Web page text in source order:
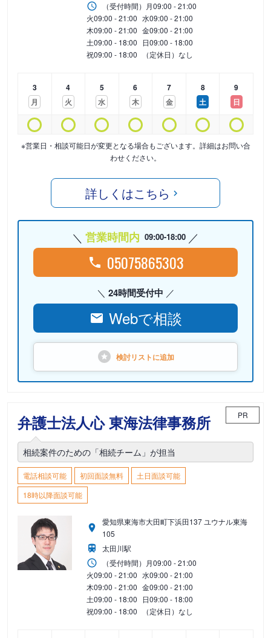
（受付時間） 月09:00 - 21:00
火09:00 - 21:00 水09:00 - 21:00
木09:00 - 21:00 金09:00 - 21:00
土09:00 - 18:00 日09:00 - 18:00
祝09:00 - 18:00 （定休日）なし
3
月
4
火
5
水
6
木
7
金
8
土
9
日
※営業日・相談可能日が変更となる場合もございます。詳細はお問い合
わせください。
詳しくはこちら
営業時間内 09:00-18:00
05075865303
24時間受付中
Webで相談
検討リストに追加
弁護士法人心 東海法律事務所 PR
相続案件のための「相続チーム」が担当
電話相談可能 初回面談無料
土日面談可能
18時以降面談可能
愛知県東海市大田町下浜田137 ユウナル東海
105
太田川駅
（受付時間） 月09:00 - 21:00
火09:00 - 21:00 水09:00 - 21:00
木09:00 - 21:00 金09:00 - 21:00
土09:00 - 18:00 日09:00 - 18:00
祝09:00 - 18:00 （定休日）なし